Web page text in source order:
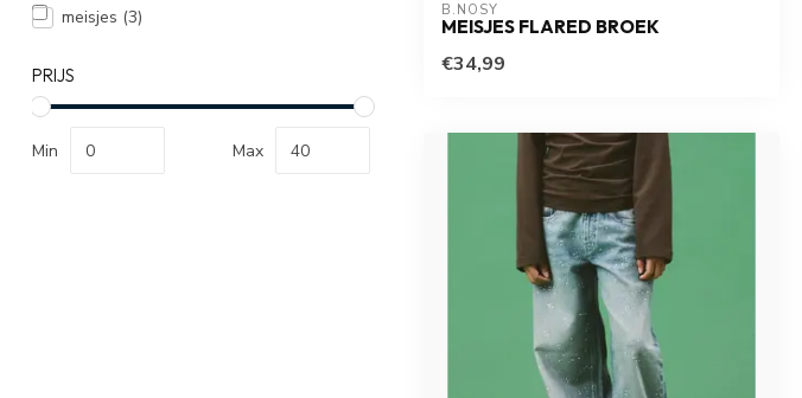
meisjes (3)
PRIJS
Min Max
B.NOSY
MEISJES FLARED BROEK
€34,99